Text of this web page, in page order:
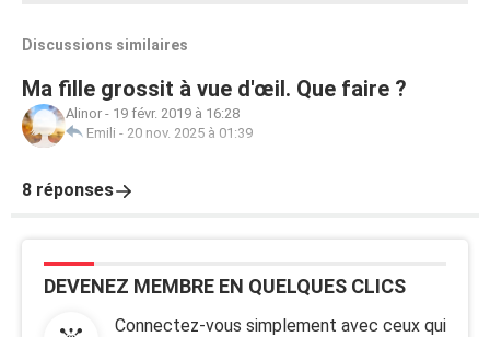
Discussions similaires
Ma fille grossit à vue d'œil. Que faire ?
Alinor - 19 févr. 2019 à 16:28
Emili - 20 nov. 2025 à 01:39
8 réponses
DEVENEZ MEMBRE EN QUELQUES CLICS
Connectez-vous simplement avec ceux qui